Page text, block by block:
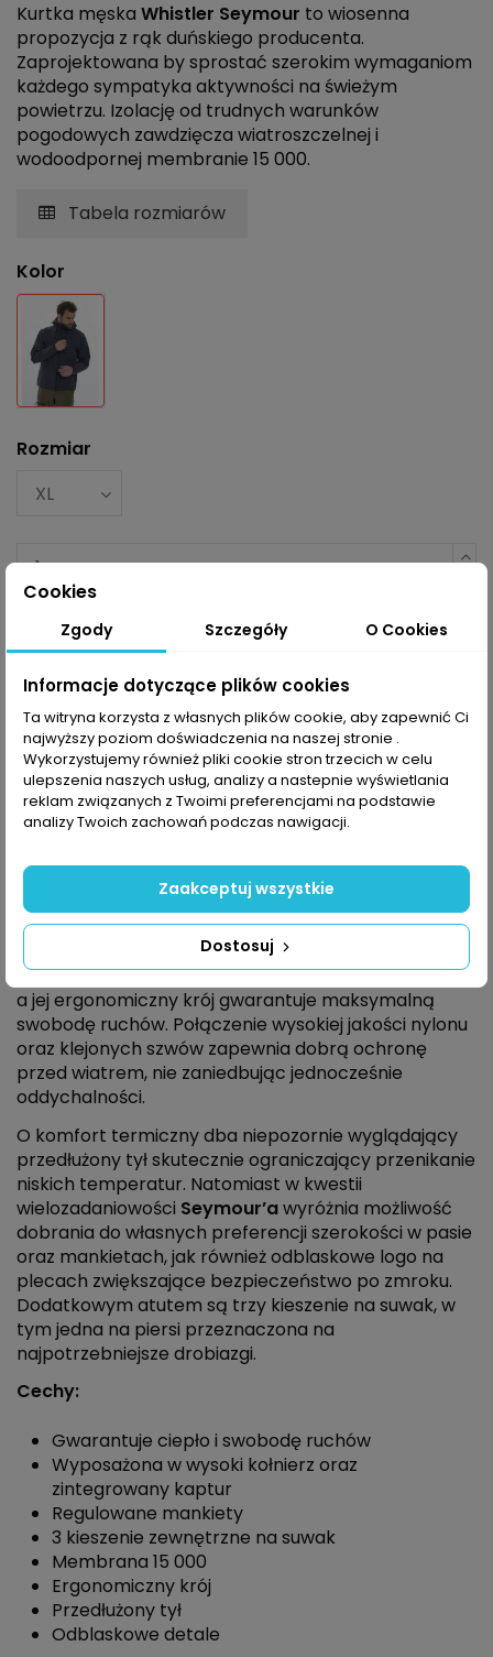
Kurtka męska Whistler Seymour to wiosenna
propozycja z rąk duńskiego producenta.
Zaprojektowana by sprostać szerokim wymaganiom
każdego sympatyka aktywności na świeżym
powietrzu. Izolację od trudnych warunków
pogodowych zawdzięcza wiatroszczelnej i
wodoodpornej membranie 15 000.
Tabela rozmiarów
Kolor
Czarny
Rozmiar
Dodaj do koszyka
Opis
Whistler Seymourto sportowa, bardzo
funkcjonalna męska kurtka wyposażona w
sprawdzoną membranę W-PRO 15 000. Wykonana
jest z rozciągliwego dwukierunkowego materiału
stretch, który jest niezwykle komfortowy w noszeniu,
a jej ergonomiczny krój gwarantuje maksymalną
swobodę ruchów. Połączenie wysokiej jakości nylonu
oraz klejonych szwów zapewnia dobrą ochronę
przed wiatrem, nie zaniedbując jednocześnie
oddychalności.
O komfort termiczny dba niepozornie wyglądający
przedłużony tył skutecznie ograniczający przenikanie
niskich temperatur. Natomiast w kwestii
wielozadaniowości Seymour’awyróżnia możliwość
dobrania do własnych preferencji szerokości w pasie
oraz mankietach, jak również odblaskowe logo na
plecach zwiększające bezpieczeństwo po zmroku.
Dodatkowym atutem są trzy kieszenie na suwak, w
tym jedna na piersi przeznaczona na
najpotrzebniejsze drobiazgi.
Cechy:
Gwarantuje ciepło i swobodę ruchów
Wyposażona w wysoki kołnierz oraz
zintegrowany kaptur
Regulowane mankiety
3 kieszenie zewnętrzne na suwak
Membrana 15 000
Ergonomiczny krój
Przedłużony tył
Odblaskowe detale
Cookies
Zgody Szczegóły O Cookies
Informacje dotyczące plików cookies
Ta witryna korzysta z własnych plików cookie, aby zapewnić Ci
najwyższy poziom doświadczenia na naszej stronie .
Wykorzystujemy również pliki cookie stron trzecich w celu
ulepszenia naszych usług, analizy a nastepnie wyświetlania
reklam związanych z Twoimi preferencjami na podstawie
analizy Twoich zachowań podczas nawigacji.
Dostosuj
Zaakceptuj wszystkie